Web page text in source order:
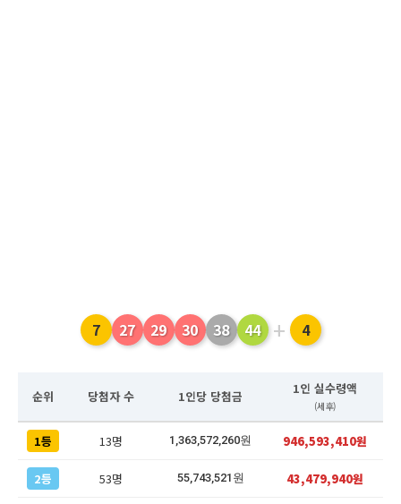
7 27 29 30 38 44 + 4
순위 당첨자 수 1인당 당첨금 1인 실수령액
(세후)
1등 13명 1,363,572,260원 946,593,410원
2등 53명 55,743,521원 43,479,940원